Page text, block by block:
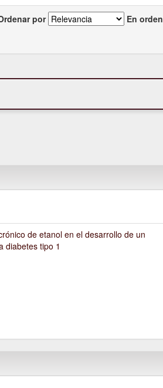
por En orden
de etanol en el desarrollo de un
diabetes tipo 1